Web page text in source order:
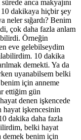
anca makyajını
dakikaya hiçbir şey
neler sığardı? Benim
çok daha fazla anlam
Örneğin
eve gelebilseydim
10 dakika
demekti. Ya da
uyanabilsem belki
için anneme
ettiğim gün
denen işkencede
işkencesinin
dakika daha fazla
belki hayat
benim için